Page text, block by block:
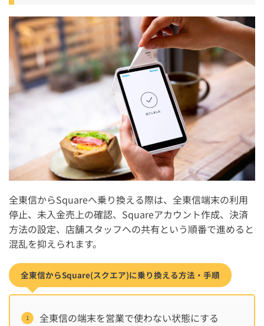
全東信からSquareへ乗り換える際は、全東信端末の利用
停止、未入金売上の確認、Squareアカウント作成、決済
方法の設定、店舗スタッフへの共有という順番で進めると
混乱を抑えられます。
全東信からSquare(スクエア)に乗り換える方法・手順
全東信の端末を営業で使わない状態にする